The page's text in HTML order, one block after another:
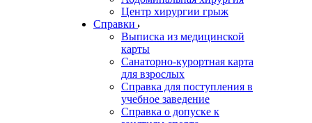
Центр хирургии грыж
Справки
Выписка из медицинской
карты
Санаторно-курортная карта
для взрослых
Справка для поступления в
учебное заведение
Справка о допуске к